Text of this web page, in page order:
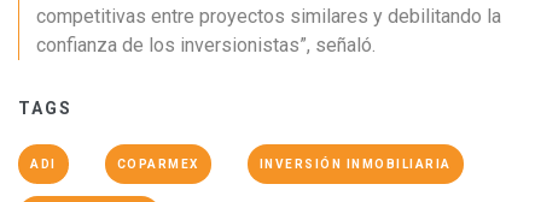
competitivas entre proyectos similares y debilitando la
confianza de los inversionistas”, señaló.
TAGS
ADI COPARMEX INVERSIÓN INMOBILIARIA